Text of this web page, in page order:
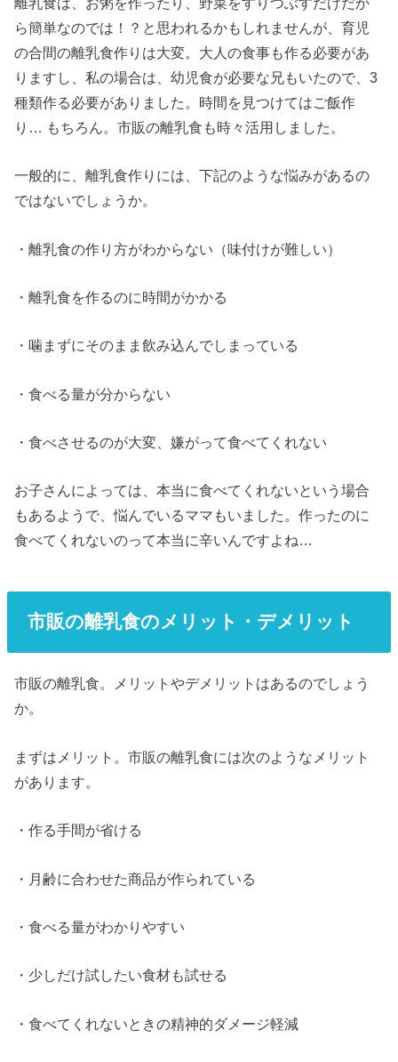
ら簡単なのでは！？と思われるかもしれませんが、育児
の合間の離乳食作りは大変。大人の食事も作る必要があ
りますし、私の場合は、幼児食が必要な兄もいたので、3
種類作る必要がありました。時間を見つけてはご飯作
り… もちろん。市販の離乳食も時々活用しました。
一般的に、離乳食作りには、下記のような悩みがあるの
ではないでしょうか。
・離乳食の作り方がわからない（味付けが難しい）
・離乳食を作るのに時間がかかる
・噛まずにそのまま飲み込んでしまっている
・食べる量が分からない
・食べさせるのが大変、嫌がって食べてくれない
お子さんによっては、本当に食べてくれないという場合
もあるようで、悩んでいるママもいました。作ったのに
食べてくれないのって本当に辛いんですよね…
市販の離乳食のメリット・デメリット
市販の離乳食。メリットやデメリットはあるのでしょう
か。
まずはメリット。市販の離乳食には次のようなメリット
があります。
・作る手間が省ける
・月齢に合わせた商品が作られている
・食べる量がわかりやすい
・少しだけ試したい食材も試せる
・食べてくれないときの精神的ダメージ軽減